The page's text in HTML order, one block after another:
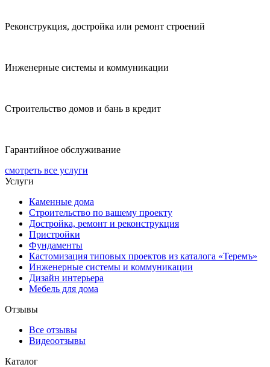
Реконструкция, достройка или ремонт строений
Инженерные системы и коммуникации
Строительство домов и бань в кредит
Гарантийное обслуживание
смотреть все услуги
Услуги
Каменные дома
Строительство по вашему проекту
Достройка, ремонт и реконструкция
Пристройки
Фундаменты
Кастомизация типовых проектов из каталога «Теремъ»
Инженерные системы и коммуникации
Дизайн интерьера
Мебель для дома
Отзывы
Все отзывы
Видеоотзывы
Каталог